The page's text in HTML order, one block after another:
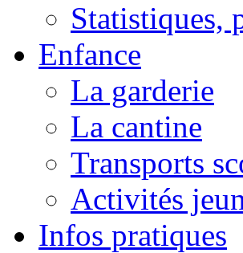
Statistiques,
Enfance
La garderie
La cantine
Transports
Activités
Infos pratiques